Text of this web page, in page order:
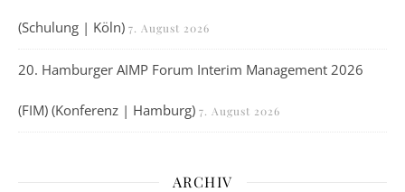
(Schulung | Köln) 7. August 2026
20. Hamburger AIMP Forum Interim Management 2026
(FIM) (Konferenz | Hamburg) 7. August 2026
ARCHIV